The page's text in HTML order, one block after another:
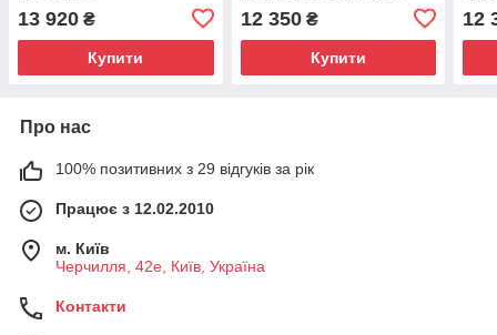
13 920 ₴
Купити
12 350₴
Купити
12
Про нас
100% позитивних з 29 відгуків за рік
Працює з 12.02.2010
м. Київ
Черчилля, 42е, Київ, Україна
Контакти